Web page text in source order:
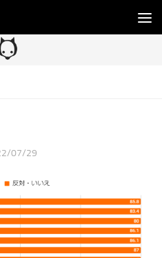
07/29